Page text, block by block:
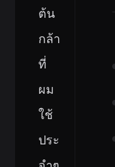
ต้น
กล้า
ที่
ผม
ใช้
ประ